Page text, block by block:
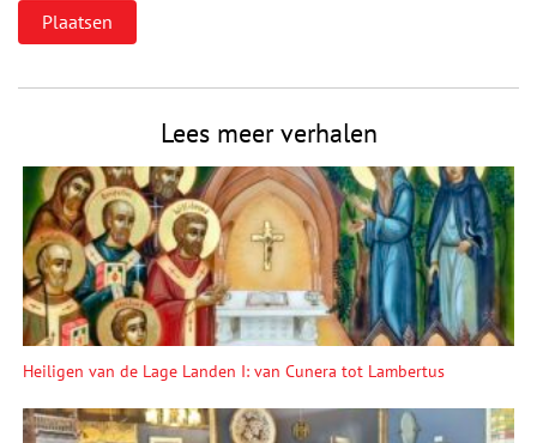
Lees meer verhalen
Heiligen van de Lage Landen I: van Cunera tot Lambertus